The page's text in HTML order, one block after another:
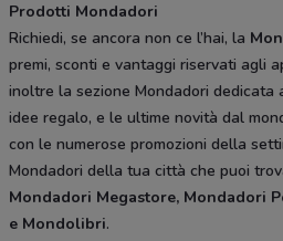
Prodotti Mondadori
Richiedi, se ancora non ce l’hai, la
premi, sconti e vantaggi riservati agli
inoltre la sezione Mondadori dedicata
idee regalo, e le ultime novità dal
con le numerose promozioni della
Mondadori della tua città che puoi
Mondadori Megastore, Mondadori
e Mondolibri.